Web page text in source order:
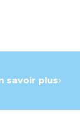
savoir plus